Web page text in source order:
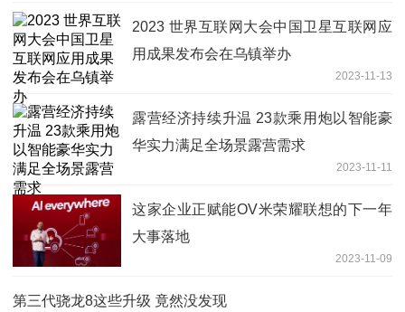
2023 世界互联网大会中国卫星互联网应
用成果发布会在乌镇举办
2023-11-13
露营经济持续升温 23款乘用炮以智能豪
华实力满足全场景露营需求
2023-11-11
这家企业正赋能OV米荣耀联想的下一年
大事落地
2023-11-09
第三代骁龙8这些升级 竟然没发现